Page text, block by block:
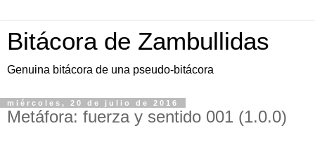
Bitácora de Zambullidas
Genuina bitácora de una pseudo-bitácora
miércoles, 20 de julio de 2016
Metáfora: fuerza y sentido 001 (1.0.0)